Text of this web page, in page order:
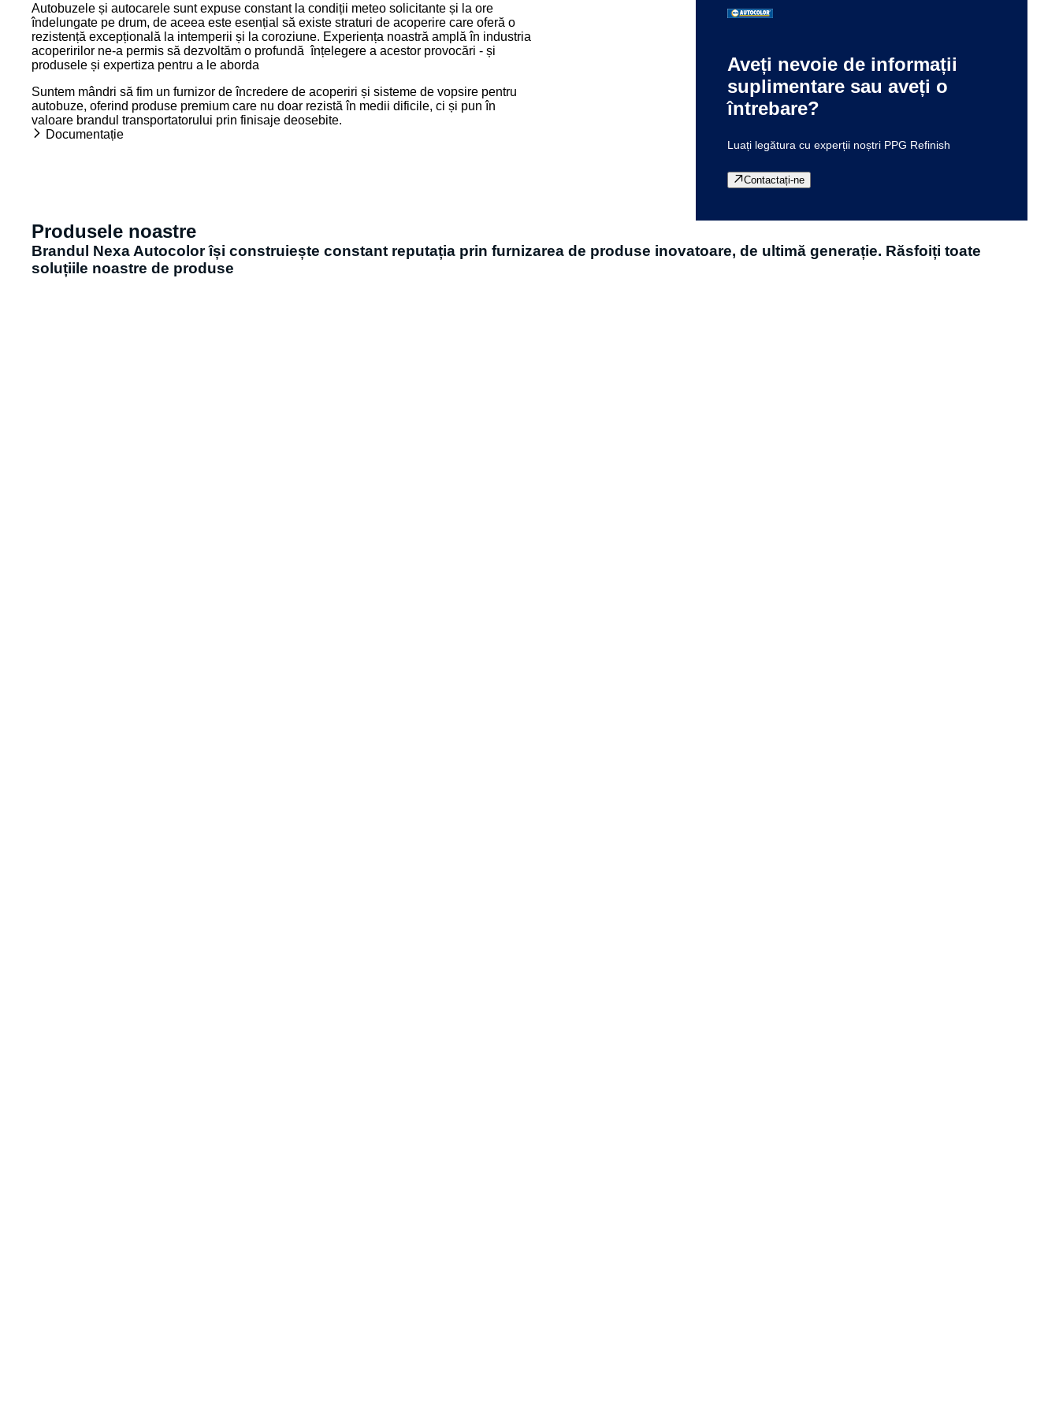
Autobuzele și autocarele sunt expuse constant la condiții meteo solicitante și la ore
îndelungate pe drum, de aceea este esențial să existe straturi de acoperire care oferă o
rezistență excepțională la intemperii și la coroziune. Experiența noastră amplă în industria
acoperirilor ne-a permis să dezvoltăm o profundă înțelegere a acestor provocări - și
produsele și expertiza pentru a le aborda
Suntem mândri să fim un furnizor de încredere de acoperiri și sisteme de vopsire pentru
autobuze, oferind produse premium care nu doar rezistă în medii dificile, ci și pun în
valoare brandul transportatorului prin finisaje deosebite.
Documentație
Aveți nevoie de informații
suplimentare sau aveți o
întrebare?
Luați legătura cu experții noștri PPG Refinish
Contactați-ne
Produsele noastre
Brandul Nexa Autocolor își construiește constant reputația prin furnizarea de produse inovatoare, de ultimă generație. Răsfoiți toate
soluțiile noastre de produse